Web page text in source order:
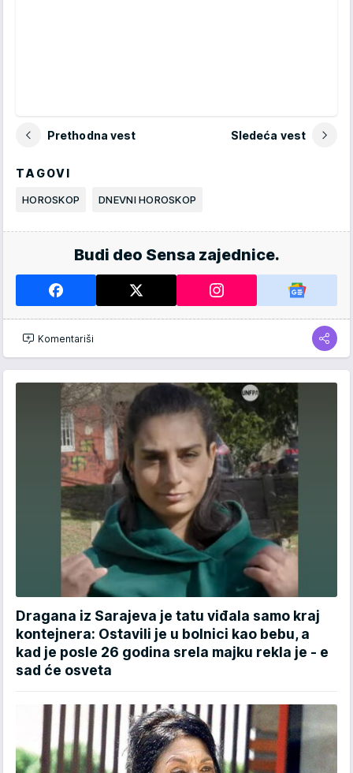
Prethodna vest Sledeća vest
TAGOVI
HOROSKOP DNEVNI HOROSKOP
Budi deo Sensa zajednice.
Komentariši
Dragana iz Sarajeva je tatu viđala samo kraj
kontejnera: Ostavili je u bolnici kao bebu, a
kad je posle 26 godina srela majku rekla je - e
sad će osveta